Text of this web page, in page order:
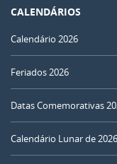
CALENDÁRIOS
Calendário 2026
Feriados 2026
Datas Comemorativas
Calendário Lunar de 2026